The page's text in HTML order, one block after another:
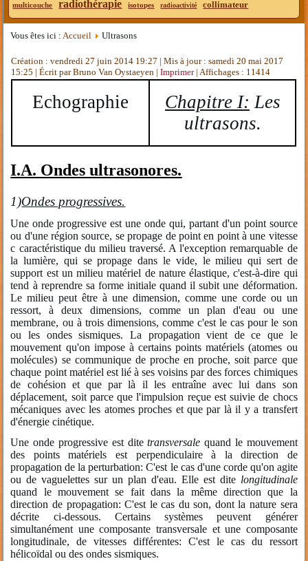
multicouche radiothérapie isotopes radioactivité collimateur
Vous êtes ici :Accueil Ultrasons
Création : vendredi 27 juin 2014 19:27 |Mis à jour : samedi 20 mai 2017
15:25 |Écrit par Bruno Van Oystaeyen |Imprimer | Affichages : 11414
Echographie Chapitre I: Les
ultrasons.
I.A. Ondes ultrasonores.
1)Ondes progressives.
Une onde progressive est une onde qui, partant d'un point source
ou d'une région source, se propage de point en point à une vitesse
c caractéristique du milieu traversé. A l'exception remarquable de
la lumière, qui se propage dans le vide, le milieu qui sert de
support est un milieu matériel de nature élastique, c'est-à-dire qui
tend à reprendre sa forme initiale quand il subit une déformation.
Le milieu peut être à une dimension, comme une corde ou un
ressort, à deux dimensions, comme un plan d'eau ou une
membrane, ou à trois dimensions, comme c'est le cas pour le son
ou les ondes sismiques. La propagation vient de ce que le
mouvement qu'on impose à certains points matériels (atomes ou
molécules) se communique de proche en proche, soit parce que
chaque point matériel est lié à ses voisins par des forces chimiques
de cohésion et que par là il les entraîne avec lui dans son
déplacement, soit parce que l'impulsion reçue est suivie de chocs
mécaniques avec les atomes proches et que par là il y a transfert
d'énergie cinétique.
Une onde progressive est ditetransversale quand le mouvement
des points matériels est perpendiculaire à la direction de
propagation de la perturbation: C'est le cas d'une corde qu'on agite
ou de vaguelettes sur un plan d'eau. Elle est dite longitudinale
quand le mouvement se fait dans la même direction que la
direction de propagation: C'est le cas du son, dont la nature sera
décrite ci-dessous. Certains systèmes peuvent générer
simultanément une composante transversale et une composante
longitudinale, de vitesses différentes: C'est le cas du ressort
hélicoïdal ou des ondes sismiques.